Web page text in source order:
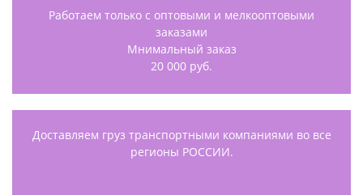
Работаем только с оптовыми и мелкооптовыми
заказами
Мнимальный заказ
20 000 руб.
Доставляем груз транспортными компаниями во все
регионы РОССИИ.